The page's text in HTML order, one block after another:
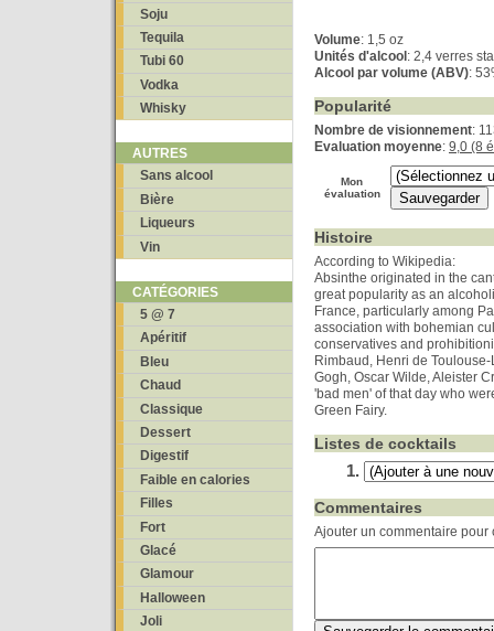
Soju
Tequila
Tubi 60
Vodka
Whisky
AUTRES
Sans alcool
Bière
Liqueurs
Vin
CATÉGORIES
5 @ 7
Apéritif
Bleu
Chaud
Classique
Dessert
Digestif
Faible en calories
Filles
Fort
Glacé
Glamour
Halloween
Joli
Volume: 1,5 oz
Unités d'alcool : 2,4 verres
Alcool par volume (ABV):
Popularité
Nombre de visionnement:
Evaluation moyenne: 9,0 (8
Mon
évaluation
Histoire
According to Wikipedia:
Absinthe originated in the
great popularity as an
France, particularly among
association with bohemian
conservatives and
Rimbaud, Henri de
Gogh, Oscar Wilde, Aleister
'bad men' of that day who
Green Fairy.
Listes de cocktails
Commentaires
Ajouter un commentaire pour